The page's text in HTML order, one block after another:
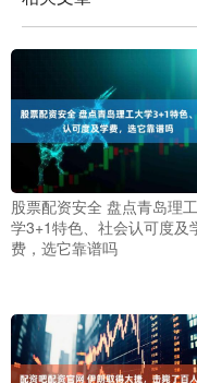
股票配资安全 盘点青岛理
学3+1特色、社会认可度及
费，选它靠谱吗